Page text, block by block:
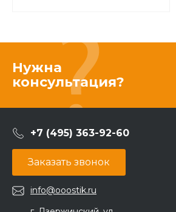
Нужна
консультация?
+7 (495) 363-92-60
Заказать звонок
info@ooostik.ru